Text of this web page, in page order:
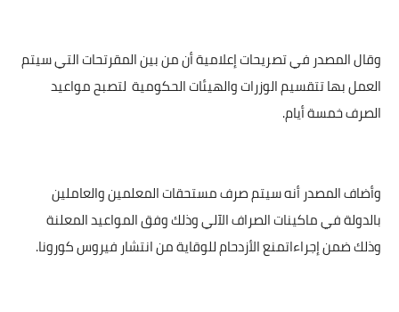
وقال المصدر في تصريحات إعلامية أن من بين المقرتحات التي سيتم
العمل بها تتقسيم الوزرات والهيئات الحكومية لتصبح مواعيد
الصرف خمسة أيام.
وأضاف المصدر أنه سيتم صرف مستحقات المعلمين والعاملين
بالدولة في ماكينات الصراف الآلي وذلك وفق المواعيد المعلنة
وذلك ضمن إجراءاتمنع الأزدحام للوقاية من انتشار فيروس كورونا.